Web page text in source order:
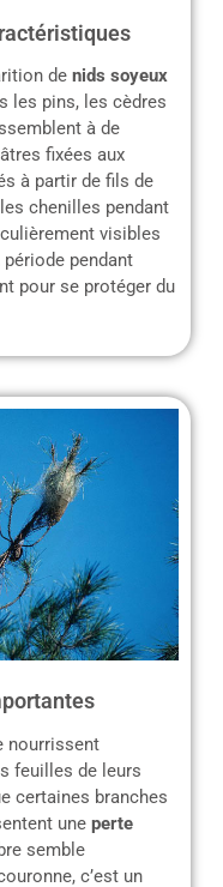
de nids soyeux
les pins, les cèdres
à de
fixées aux
à partir de fils de
chenilles pendant
visibles
période pendant
pour se protéger du
nourrissent
feuilles de leurs
certaines branches
une perte
semble
c’est un